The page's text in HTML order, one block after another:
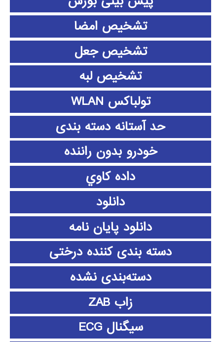
تشخیص امضا
تشخیص جعل
تشخیص لبه
تولباکس WLAN
حد آستانه دسته بندی
خودرو بدون راننده
داده كاوي
دانلود
دانلود پايان نامه
دسته بندی کننده درختی
دسته‌بندی نشده
زاب ZAB
سیگنال ECG